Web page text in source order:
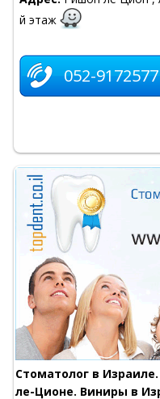
й этаж
052-9172577
Стоматолог в
ле-Ционе. Виниры в